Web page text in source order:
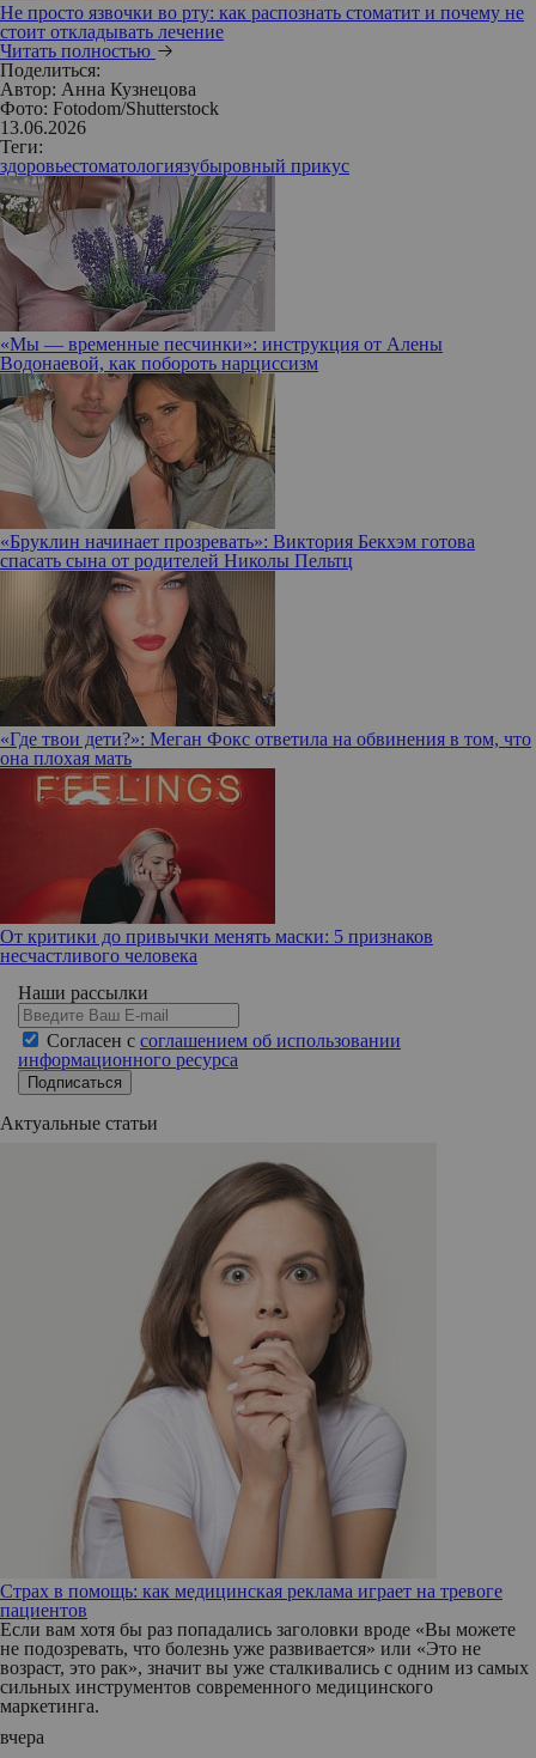
Не просто язвочки во рту: как распознать стоматит и почему не
стоит откладывать лечение
Читать полностью
Поделиться:
Автор: Анна Кузнецова
Фото: Fotodom/Shutterstock
13.06.2026
Теги:
здоровьестоматологиязубыровный прикус
«Мы — временные песчинки»: инструкция от Алены
Водонаевой, как побороть нарциссизм
«Бруклин начинает прозревать»: Виктория Бекхэм готова
спасать сына от родителей Николы Пельтц
«Где твои дети?»: Меган Фокс ответила на обвинения в том, что
она плохая мать
От критики до привычки менять маски: 5 признаков
несчастливого человека
Наши рассылки
Согласен с соглашением об использовании
информационного ресурса
Подписаться
Актуальные статьи
Страх в помощь: как медицинская реклама играет на тревоге
пациентов
Если вам хотя бы раз попадались заголовки вроде «Вы можете
не подозревать, что болезнь уже развивается» или «Это не
возраст, это рак», значит вы уже сталкивались с одним из самых
сильных инструментов современного медицинского
маркетинга.
вчера